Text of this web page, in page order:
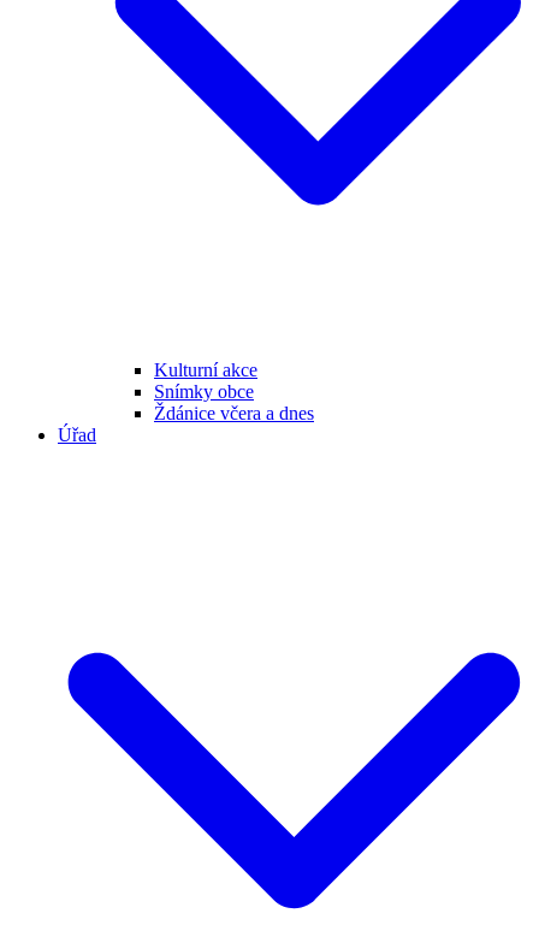
Kulturní akce
Snímky obce
Ždánice včera a dnes
Úřad